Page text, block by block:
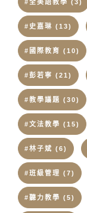
#全美語教學 (3)
#史嘉琳 (13)
#國際教育 (10)
#彭若寧 (21)
#教學議題 (30)
#文法教學 (15)
#林子斌 (6)
#班級管理 (7)
#聽力教學 (5)